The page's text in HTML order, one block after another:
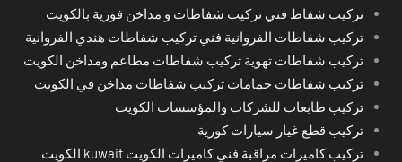
تركيب شفاط فني تركيب شفاطات و مداخن فورية بالكويت
تركيب شفاطات الفروانية فني تركيب شفاطات هندي الفروانية
تركيب شفاطات تهوية تركيب شفاطات مطاعم ومداخن الكويت
تركيب شفاطات حمامات تركيب شفاطات مداخن في الكويت
تركيب طابعات للشركات والمؤسسات الكويت
تركيب قطع غيار سيارات كورية
تركيب كاميرات مراقبة فني كاميرات الكويت kuwait الكويت